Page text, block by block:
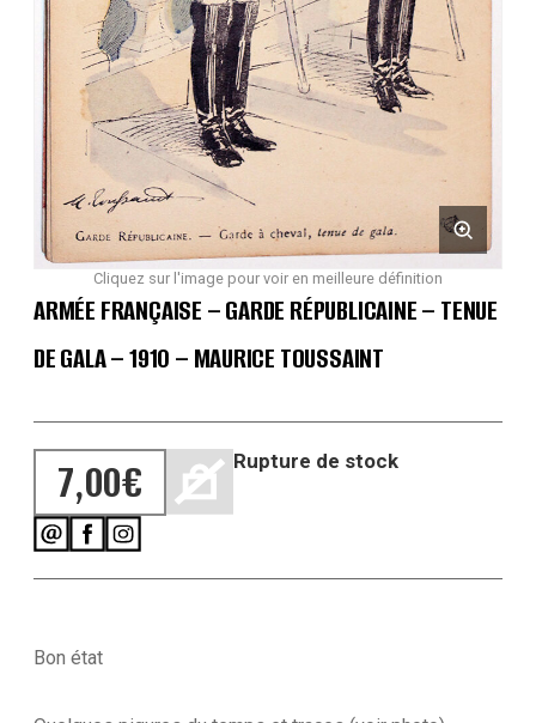
Cliquez sur l'image pour voir en meilleure définition
ARMÉE FRANÇAISE – GARDE RÉPUBLICAINE – TENUE
DE GALA – 1910 – MAURICE TOUSSAINT
7,00€ Rupture de stock
Bon état